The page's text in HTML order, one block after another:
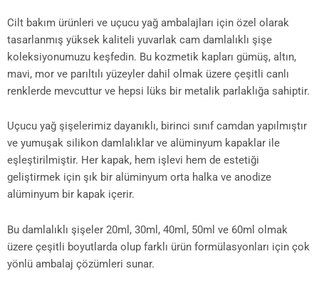
Cilt bakım ürünleri ve uçucu yağ ambalajları için özel olarak
tasarlanmış yüksek kaliteli yuvarlak cam damlalıklı şişe
koleksiyonumuzu keşfedin. Bu kozmetik kapları gümüş, altın,
mavi, mor ve parıltılı yüzeyler dahil olmak üzere çeşitli canlı
renklerde mevcuttur ve hepsi lüks bir metalik parlaklığa sahiptir.
Uçucu yağ şişelerimiz dayanıklı, birinci sınıf camdan yapılmıştır
ve yumuşak silikon damlalıklar ve alüminyum kapaklar ile
eşleştirilmiştir. Her kapak, hem işlevi hem de estetiği
geliştirmek için şık bir alüminyum orta halka ve anodize
alüminyum bir kapak içerir.
Bu damlalıklı şişeler 20ml, 30ml, 40ml, 50ml ve 60ml olmak
üzere çeşitli boyutlarda olup farklı ürün formülasyonları için çok
yönlü ambalaj çözümleri sunar.